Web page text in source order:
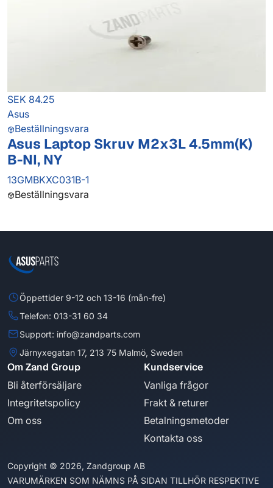
SEK 84.25
Asus
Beställningsvara
Asus Laptop Skruv M2x3L 4.5mm(K)
B-NI, NY
13GMBKXC031B-1
Beställningsvara
Öppettider 9-12 och 13-16 (mån-fre)
Telefon: 013-31 60 34
Support: info@zandparts.com
Järnyxegatan 17, 213 75 Malmö, Sweden
Om Zand Group
Bli återförsäljare
Integritetspolicy
Om oss
Kundservice
Vanliga frågor
Frakt & returer
Betalningsmetoder
Kontakta oss
Copyright © 2026, Zandgroup AB
VARUMÄRKEN SOM NÄMNS PÅ SIDAN TILLHÖR RESPEKTIVE